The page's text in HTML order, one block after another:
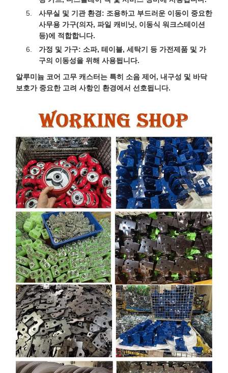
사무실 및 기관 환경: 조용하고 부드러운 이동이 중요한
사무용 가구(의자, 파일 캐비닛, 이동식 워크스테이션
등)에 적합합니다.
가정 및 가구: 소파, 테이블, 세탁기 등 가전제품 및 가
구의 이동성을 위해 사용됩니다.
알루미늄 코어 고무 캐스터는 특히 소음 제어, 내구성 및 바닥
보호가 중요한 고려 사항인 환경에서 선호됩니다.